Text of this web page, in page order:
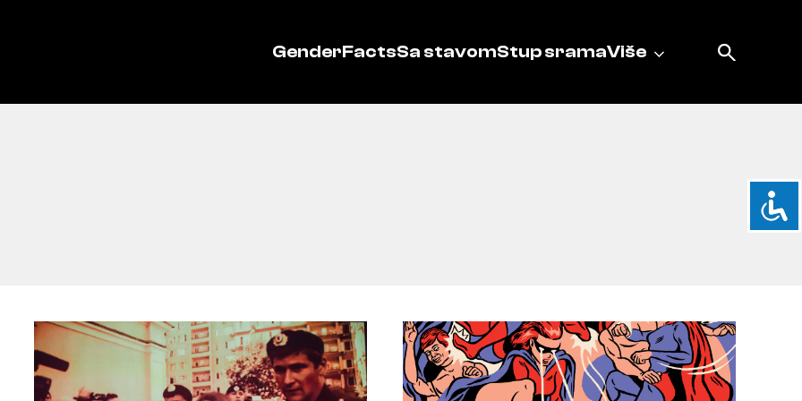
GenderFactsSa stavomStup sramaViše